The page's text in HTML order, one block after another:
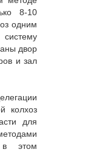
8-10
одним
двор
и зал
колхоз
для
в этом